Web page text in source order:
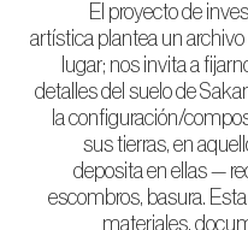
El proyecto de
artística plantea un archivo
lugar; nos invita a
detalles del suelo de
la configuración/
sus tierras, en
deposita en ellas —
escombros, basura.
materiales,